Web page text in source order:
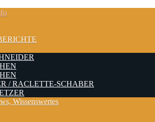
/ RACLETTE-SCHABER
Wissenswertes